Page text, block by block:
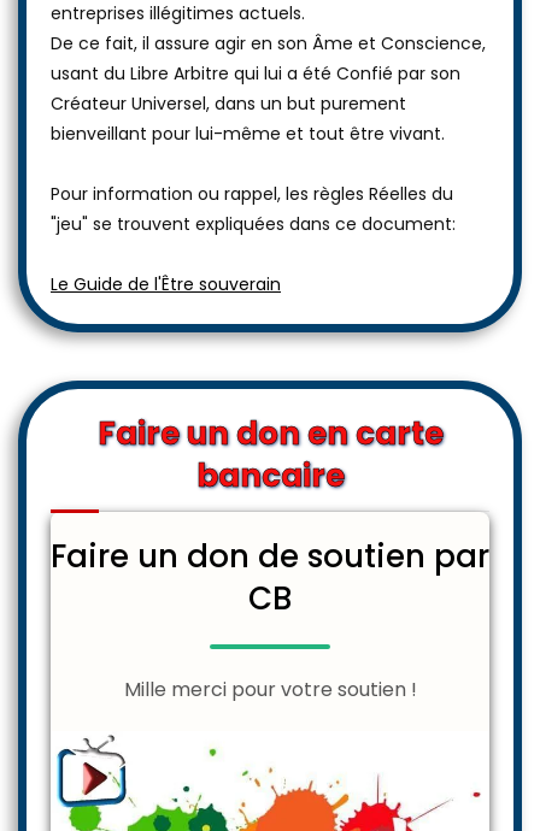
entreprises illégitimes actuels.
De ce fait, il assure agir en son Âme et Conscience,
usant du Libre Arbitre qui lui a été Confié par son
Créateur Universel, dans un but purement
bienveillant pour lui-même et tout être vivant.
Pour information ou rappel, les règles Réelles du
"jeu" se trouvent expliquées dans ce document:
Le Guide de l'Être souverain
Faire un don en carte
bancaire
Faire un don de soutien par
CB
Mille merci pour votre soutien !